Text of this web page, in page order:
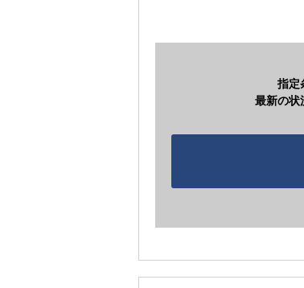
指定
最新の状